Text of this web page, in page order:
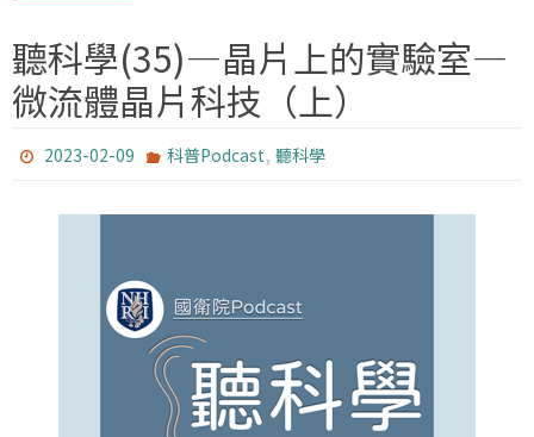
聽科學(35)—晶片上的實驗室—
微流體晶片科技（上）
2023-02-09 科普Podcast, 聽科學